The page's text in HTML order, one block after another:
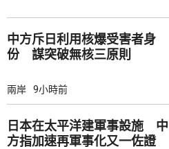
中方斥日利用核爆受害者身
份 謀突破無核三原則
兩岸 9小時前
日本在太平洋建軍事設施 中
方指加速再軍事化又一佐證